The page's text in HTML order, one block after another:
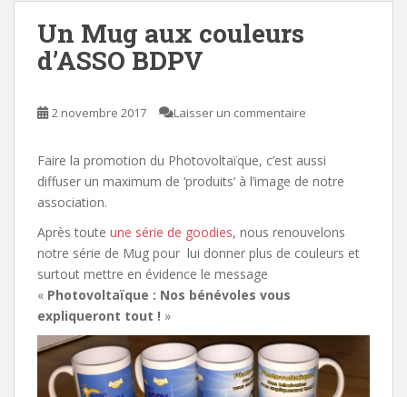
Un Mug aux couleurs
d’ASSO BDPV
2 novembre 2017 Laisser un commentaire
Faire la promotion du Photovoltaïque, c’est aussi
diffuser un maximum de ‘produits’ à l’image de notre
association.
Après toute une série de goodies, nous renouvelons
notre série de Mug pour lui donner plus de couleurs et
surtout mettre en évidence le message
« Photovoltaïque : Nos bénévoles vous
expliqueront tout ! »